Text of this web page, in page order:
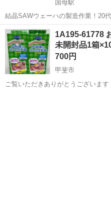
国母駅
結晶SAWウェーハの製造作業！20
120日＆土日祝休み！クリーンルー
◎正社員登用制度あり！マイカー
人気の工場のお仕事 ◇結晶...
山梨 国母駅 その他
1A195-61778
未開封品1箱
700円
甲斐市
ご覧いただきありがとうございま